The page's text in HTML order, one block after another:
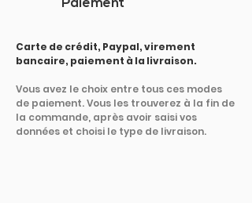
Paiement
Carte de crédit, Paypal, virement
bancaire, paiement à la livraison.
Vous avez le choix entre tous ces modes
de paiement. Vous les trouverez à la fin de
la commande, après avoir saisi vos
données et choisi le type de livraison.